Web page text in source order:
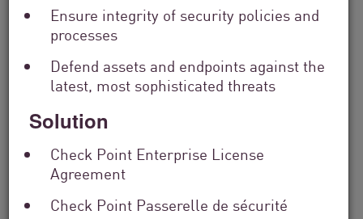
Ensure integrity of security policies and
processes
Defend assets and endpoints against the
latest, most sophisticated threats
Solution
Check Point Enterprise License
Agreement
Check Point Passerelle de sécurité
Keyword